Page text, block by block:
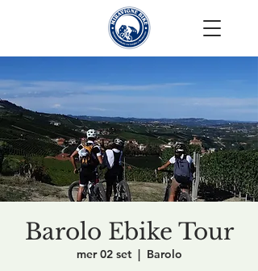
Barolo Ebike Tour
mer 02 set
  |
Barolo